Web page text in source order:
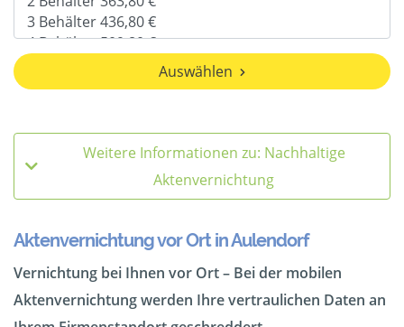
Auswählen
Weitere Informationen zu: Nachhaltige
Aktenvernichtung
Aktenvernichtung vor Ort in Aulendorf
Vernichtung bei Ihnen vor Ort – Bei der mobilen
Aktenvernichtung werden Ihre vertraulichen Daten an